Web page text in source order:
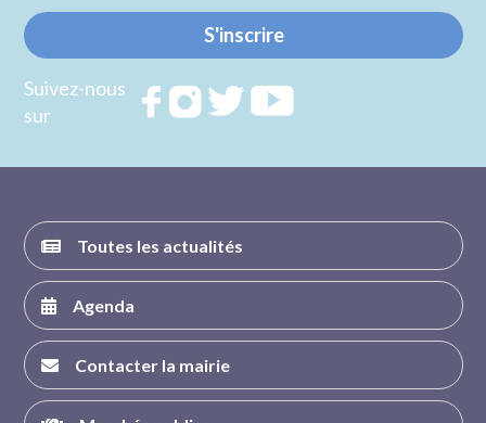
S'inscrire
Suivez-nous
sur
RejoignezRejoignezRejoignez
Toutes les actualités
Agenda
Contacter la mairie